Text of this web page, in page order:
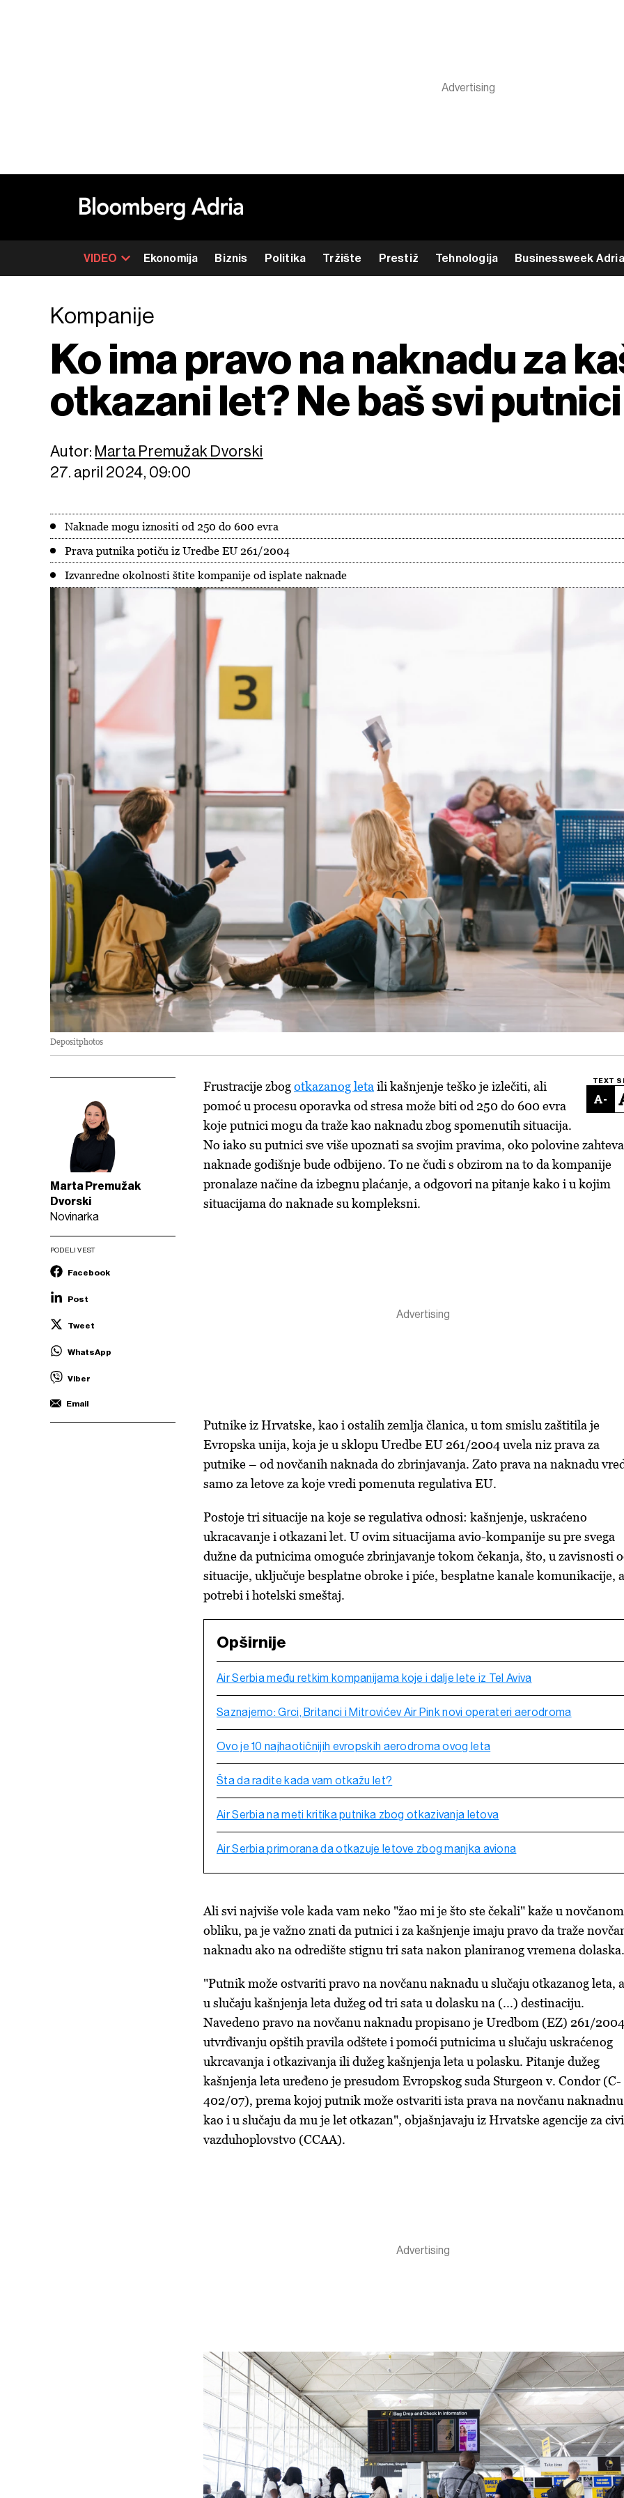
VIDEO Ekonomija Biznis Politika Tržište Prestiž Tehnologija Businessweek Adria
Kompanije
Ko ima pravo na naknadu za
otkazani let? Ne baš svi putnici
Autor: Marta Premužak Dvorski
27. april 2024, 09:00
Naknade mogu iznositi od 250 do 600 evra
Prava putnika potiču iz Uredbe EU 261/2004
Izvanredne okolnosti štite kompanije od isplate naknade
Depositphotos
Marta Premužak
Dvorski
Novinarka
PODELI VEST
Facebook
Post
Tweet
WhatsApp
Viber
Email
TEXT
-
Frustracije zbogotkazanog leta ili kašnjenje teško je izlečiti, ali
pomoć u procesu oporavka od stresa može biti od 250 do 600 evra
koje putnici mogu da traže kao naknadu zbog spomenutih situacija.
No iako su putnici sve više upoznati sa svojim pravima, oko polovine
naknade godišnje bude odbijeno. To ne čudi s obzirom na to da kompanije
pronalaze načine da izbegnu plaćanje, a odgovori na pitanje kako i u kojim
situacijama do naknade su kompleksni.
Putnike iz Hrvatske, kao i ostalih zemlja članica, u tom smislu zaštitila je
Evropska unija, koja je u sklopu Uredbe EU 261/2004 uvela niz prava za
putnike – od novčanih naknada do zbrinjavanja. Zato prava na naknadu
samo za letove za koje vredi pomenuta regulativa EU.
Postoje tri situacije na koje se regulativa odnosi: kašnjenje, uskraćeno
ukracavanje i otkazani let. U ovim situacijama avio-kompanije su pre svega
dužne da putnicima omoguće zbrinjavanje tokom čekanja, što, u zavisnosti
situacije, uključuje besplatne obroke i piće, besplatne kanale komunikacije,
potrebi i hotelski smeštaj.
Opširnije
Air Serbia među retkim kompanijama koje i dalje lete iz Tel Aviva
Saznajemo: Grci, Britanci i Mitrovićev Air Pink novi operateri aerodroma
Ovo je 10 najhaotičnijih evropskih aerodroma ovog leta
Šta da radite kada vam otkažu let?
Air Serbia na meti kritika putnika zbog otkazivanja letova
Air Serbia primorana da otkazuje letove zbog manjka aviona
Ali svi najviše vole kada vam neko "žao mi je što ste čekali" kaže u novčanom
obliku, pa je važno znati da putnici i za kašnjenje imaju pravo da traže
naknadu ako na odredište stignu tri sata nakon planiranog vremena dolaska.
"Putnik može ostvariti pravo na novčanu naknadu u slučaju otkazanog leta,
u slučaju kašnjenja leta dužeg od tri sata u dolasku na (...) destinaciju.
Navedeno pravo na novčanu naknadu propisano je Uredbom (EZ) 261/
utvrđivanju opštih pravila odštete i pomoći putnicima u slučaju uskraćenog
ukrcavanja i otkazivanja ili dužeg kašnjenja leta u polasku. Pitanje dužeg
kašnjenja leta uređeno je presudom Evropskog suda Sturgeon v. Condor (C-
402/07), prema kojoj putnik može ostvariti ista prava na novčanu naknadnu
kao i u slučaju da mu je let otkazan", objašnjavaju iz Hrvatske agencije za
vazduhoplovstvo (CCAA).